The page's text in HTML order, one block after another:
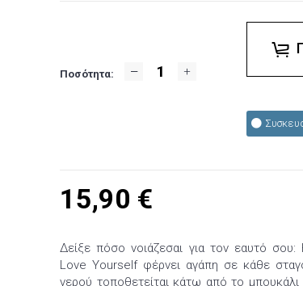
Ποσότητα:
15,90 €
Δείξε πόσο νοιάζεσαι για τον εαυτό
Love Yourself φέρνει αγάπη σε κάθε
νερού τοποθετείται κάτω από το